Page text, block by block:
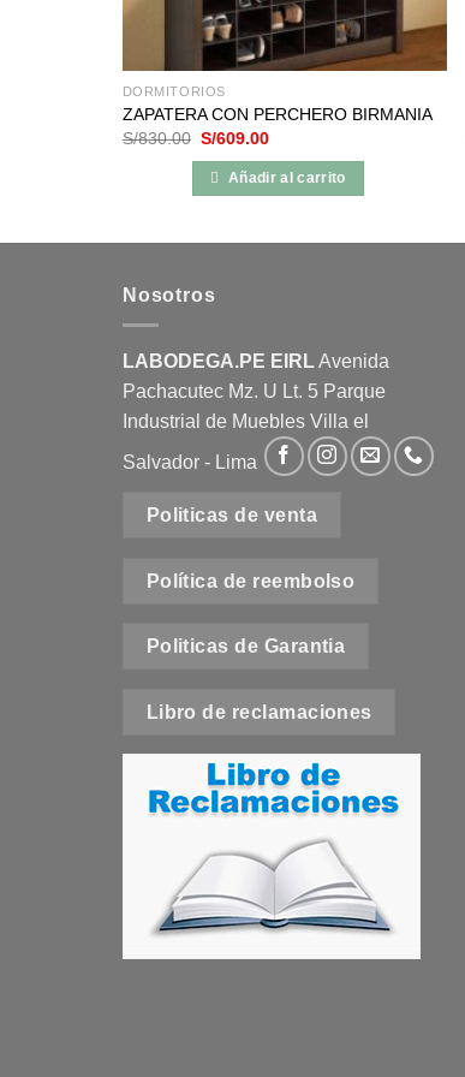
DORMITORIOS
ZAPATERA CON PERCHERO BIRMANIA
S/830.00 El
original
era:
S/609.00El
actual
es:
Añadir al carrito
Nosotros
LABODEGA.PE EIRLAvenida
Pachacutec Mz. U Lt. 5 Parque
Industrial de Muebles Villa el
Salvador - Lima
Politicas de venta
Política de reembolso
Politicas de Garantia
Libro de reclamaciones